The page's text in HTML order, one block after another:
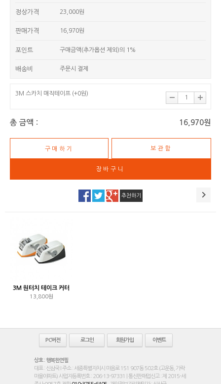
정상가격 23,000원
판매가격 16,970원
포인트 구매금액(추가옵션 제외)의 1%
배송비 주문시 결제
3M 스카치 매직테이프 (+0원)
총 금액 : 16,970원
보관함
추천하기
3M 원터치 테이크 커터
13,800원
PC버전 로그인 회원가입 이벤트
상호 : 행복한연필
대표 : 신삼국 I 주소 : 세종특별자치시 마음로 151 907동 502호 (고운동, 가락
마을아파트) 사업자등록번호 : 206-13-97331 | 통신판매업신고 : 제 2015-세